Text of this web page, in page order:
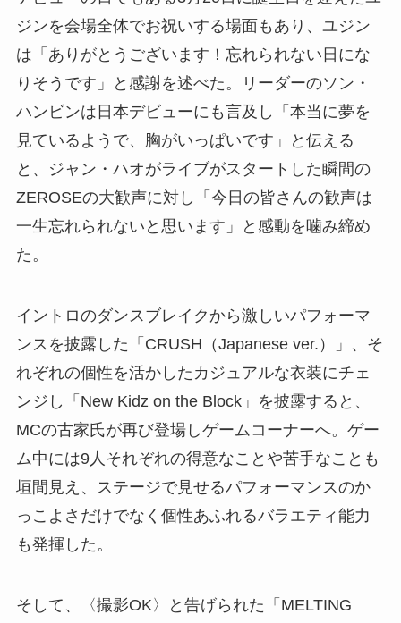
ジンを会場全体でお祝いする場面もあり、ユジン
は「ありがとうございます！忘れられない日にな
りそうです」と感謝を述べた。リーダーのソン・
ハンビンは日本デビューにも言及し「本当に夢を
見ているようで、胸がいっぱいです」と伝える
と、ジャン・ハオがライブがスタートした瞬間の
ZEROSEの大歓声に対し「今日の皆さんの歓声は
一生忘れられないと思います」と感動を噛み締め
た。
イントロのダンスブレイクから激しいパフォーマ
ンスを披露した「CRUSH（Japanese ver.）」、そ
れぞれの個性を活かしたカジュアルな衣装にチェ
ンジし「New Kidz on the Block」を披露すると、
MCの古家氏が再び登場しゲームコーナーへ。ゲー
ム中には9人それぞれの得意なことや苦手なことも
垣間見え、ステージで見せるパフォーマンスのか
っこよさだけでなく個性あふれるバラエティ能力
も発揮した。
そして、〈撮影OK〉と告げられた「MELTING